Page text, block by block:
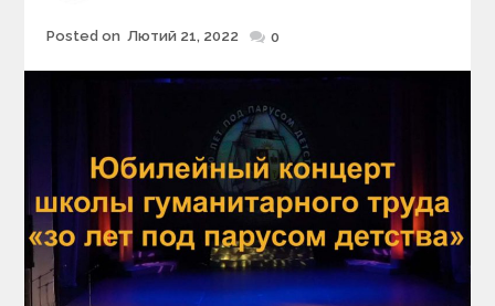
Posted
Posted on Лютий 21, 2022 0